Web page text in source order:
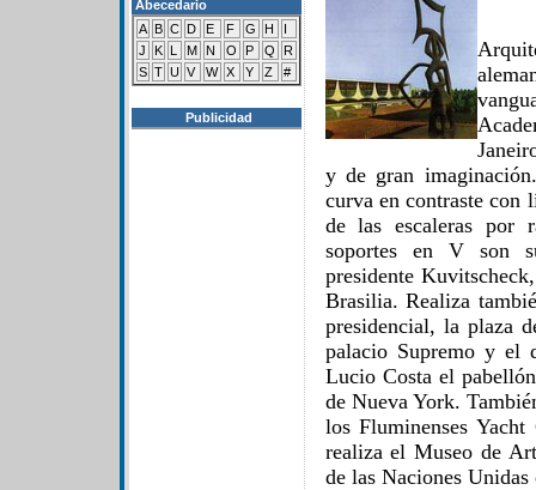
Abecedario
A B C D E F G H
I
J
K L M N O P Q
R
S T U V W X Y Z #
Publicidad
y de gran
curva en contraste con
de las escaleras por
soportes en V son
presidente
Brasilia. Realiza
presidencial, la plaza
palacio Supremo y el
Lucio Costa el
de Nueva York.
los Fluminenses
realiza el Museo de
de las Naciones